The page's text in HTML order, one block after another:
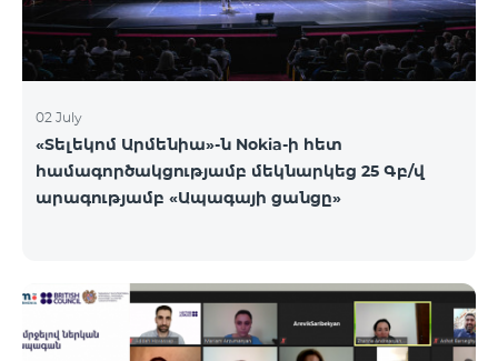
02 July
«Տելեկոմ Արմենիա»-ն Nokia-ի հետ
համագործակցությամբ մեկնարկեց 25 Գբ/վ
արագությամբ «Ապագայի ցանցը»